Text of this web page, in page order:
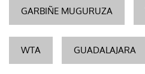
GARBIÑE MUGURUZA
WTA GUADALAJARA